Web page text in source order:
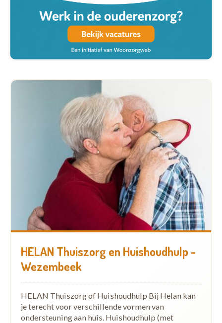
HELAN Thuiszorg en Huishoudhulp -
Wezembeek
HELAN Thuiszorg of Huishoudhulp Bij Helan kan
je terecht voor verschillende vormen van
ondersteuning aan huis. Huishoudhulp (met